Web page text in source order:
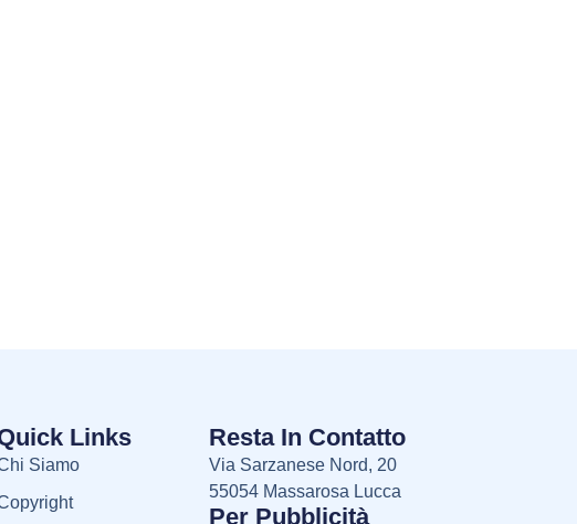
Links
Siamo
Resta In Contatto
Via Sarzanese Nord, 20
55054 Massarosa Lucca
Per Pubblicità